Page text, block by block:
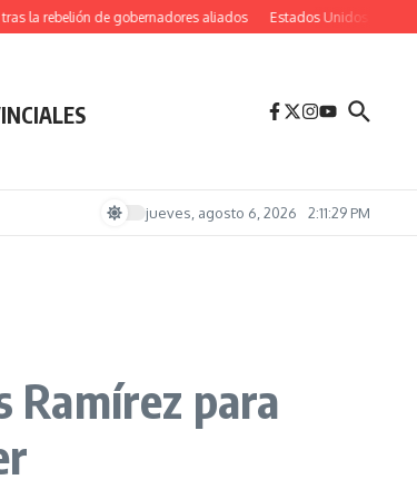
rebelión de gobernadores aliados Estados Unidos admite que
jueves, agosto 6, 2026 2:11:30 PM
Ramírez para